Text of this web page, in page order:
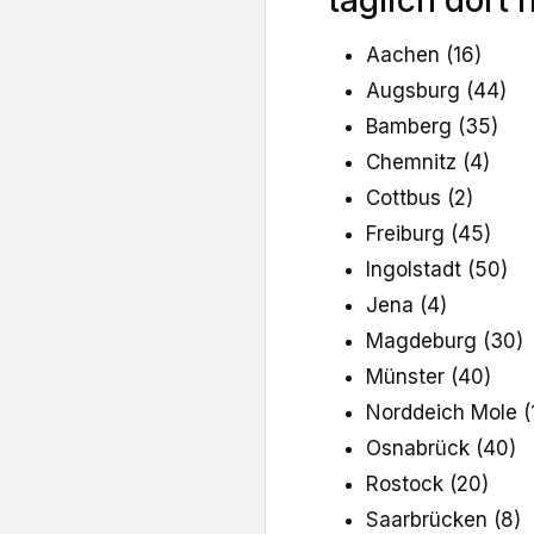
Aachen (16)
Augsburg (44)
Bamberg (35)
Chemnitz (4)
Cottbus (2)
Freiburg (45)
Ingolstadt (50)
Jena (4)
Magdeburg (30)
Münster (40)
Norddeich Mole
Osnabrück (40)
Rostock (20)
Saarbrücken (8)